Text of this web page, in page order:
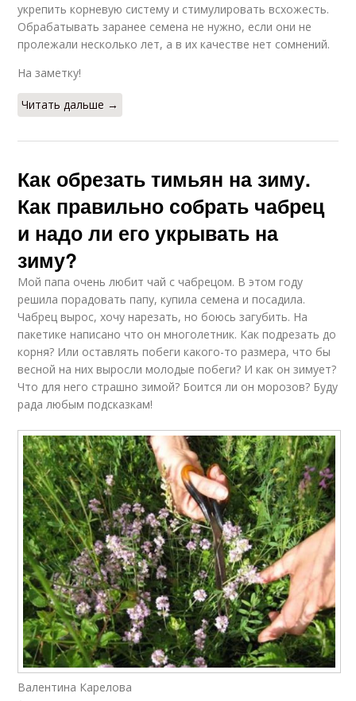
укрепить корневую систему и стимулировать всхожесть.
Обрабатывать заранее семена не нужно, если они не
пролежали несколько лет, а в их качестве нет сомнений.
На заметку!
Читать дальше →
Как обрезать тимьян на зиму.
Как правильно собрать чабрец
и надо ли его укрывать на
зиму?
Мой папа очень любит чай с чабрецом. В этом году
решила порадовать папу, купила семена и посадила.
Чабрец вырос, хочу нарезать, но боюсь загубить. На
пакетике написано что он многолетник. Как подрезать до
корня? Или оставлять побеги какого-то размера, что бы
весной на них выросли молодые побеги? И как он зимует?
Что для него страшно зимой? Боится ли он морозов? Буду
рада любым подсказкам!
Валентина Карелова